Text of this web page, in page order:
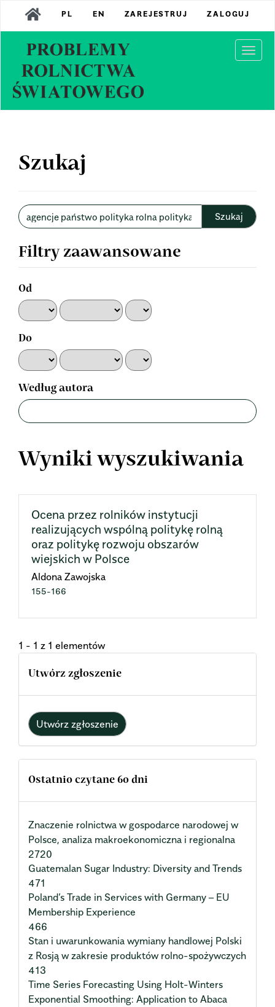
Main
Navigation
Content
Sidebar
PL EN ZAREJESTRUJ ZALOGUJ
Szukaj
Wyszukaj
w
Filtry zaawansowane
Od
Do
Według autora
Wyniki wyszukiwania
Ocena przez rolników instytucji
realizujących wspólną politykę rolną
oraz politykę rozwoju obszarów
wiejskich w Polsce
Aldona Zawojska
155-166
1 - 1 z 1 elementów
Utwórz zgłoszenie
Utwórz zgłoszenie
Ostatnio czytane 60 dni
Znaczenie rolnictwa w gospodarce narodowej w
Polsce, analiza makroekonomiczna i regionalna
2720
Guatemalan Sugar Industry: Diversity and Trends
471
Poland’s Trade in Services with Germany – EU
Membership Experience
466
Stan i uwarunkowania wymiany handlowej Polski
z Rosją w zakresie produktów rolno-spożywczych
413
Time Series Forecasting Using Holt-Winters
Exponential Smoothing: Application to Abaca